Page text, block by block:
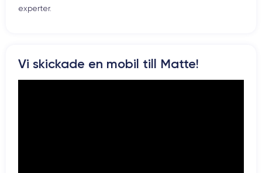
experter.
Vi skickade en mobil till Matte!